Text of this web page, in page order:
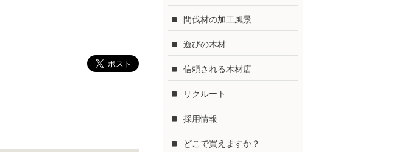
間伐材の加工風景
遊びの木材
信頼される木材店
リクルート
採用情報
どこで買えますか？